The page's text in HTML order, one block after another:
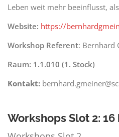
Leben weit mehr beeinflusst,
Website: https://
Workshop Referent: Bernhard
Raum: 1.1.010 (1. Stock)
Kontakt:
Workshops Slot 2: 16